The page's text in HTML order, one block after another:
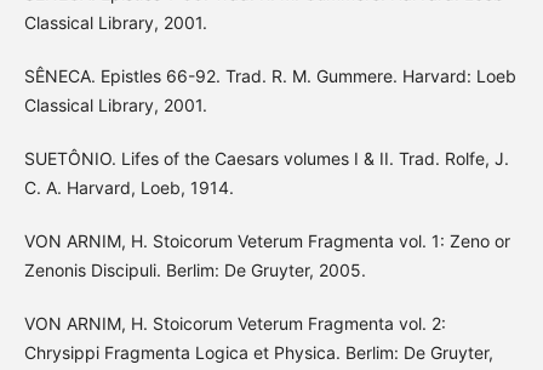
Classical Library, 2001.
SÊNECA. Epistles 66-92. Trad. R. M. Gummere. Harvard: Loeb
Classical Library, 2001.
SUETÔNIO. Lifes of the Caesars volumes I & II. Trad. Rolfe, J.
C. A. Harvard, Loeb, 1914.
VON ARNIM, H. Stoicorum Veterum Fragmenta vol. 1: Zeno or
Zenonis Discipuli. Berlim: De Gruyter, 2005.
VON ARNIM, H. Stoicorum Veterum Fragmenta vol. 2:
Chrysippi Fragmenta Logica et Physica. Berlim: De Gruyter,